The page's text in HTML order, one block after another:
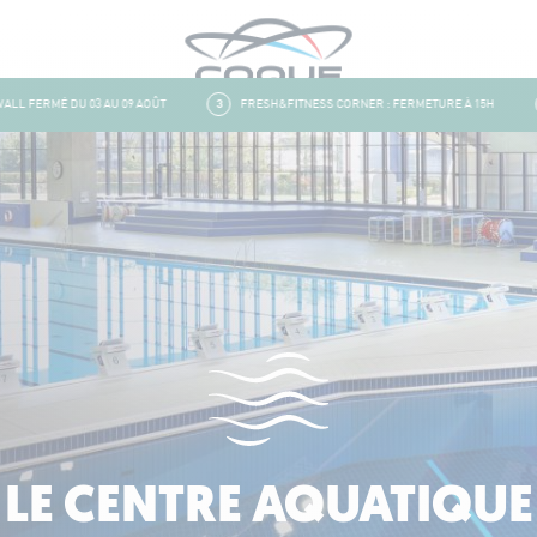
FERMÉ DU 03 AU 09 AOÛT FRESH&FITNESS CORNER : FERMETURE À 15H
LE CENTRE AQUATIQUE